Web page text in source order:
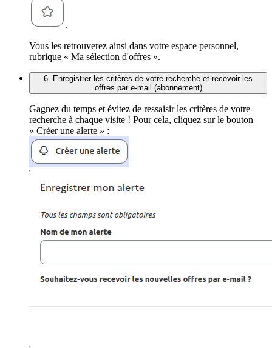
.
Vous les retrouverez ainsi dans votre espace personnel,
rubrique « Ma sélection d'offres ».
6. Enregistrer les critères de votre recherche et recevoir les
offres par e-mail (abonnement)
Gagnez du temps et évitez de ressaisir les critères de votre
recherche à chaque visite ! Pour cela, cliquez sur le bouton
« Créer une alerte » :